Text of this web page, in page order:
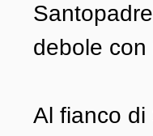
debole
Al fianco di